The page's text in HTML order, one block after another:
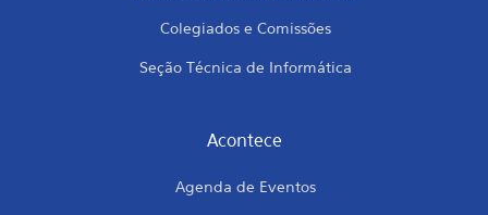
Colegiados e Comissões
Seção Técnica de Informática
Acontece
Agenda de Eventos